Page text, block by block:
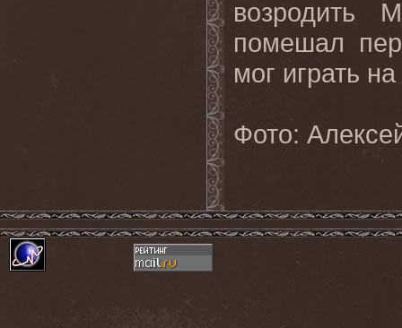
возродить
помешал
мог играть
Фото: